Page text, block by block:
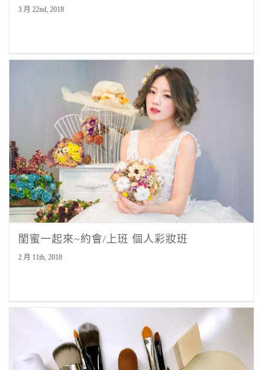
3 月 22nd, 2018
閨蜜一起來~約會/上班 個人彩妝班
2 月 11th, 2018